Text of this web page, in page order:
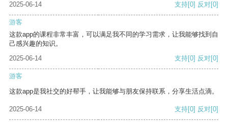
2025-06-14 支持[0] 反对[0]
游客
这款app的课程非常丰富，可以满足我不同的学习需求，让我能够找到自
己感兴趣的知识。
2025-06-14
支持[0] 反对[0]
游客
这款app是我社交的好帮手，让我能够与朋友保持联系，分享生活点滴。
2025-06-14 支持[0] 反对[0]